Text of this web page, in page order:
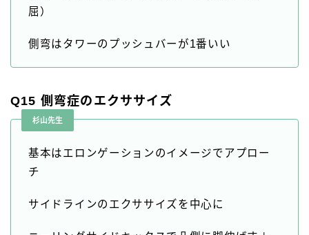
屈）
側弯はタワーのプッシュバーが1番いい
Q15 側弯症のエクササイズ
杉山先生
基本はエロンゲーションのイメージでアプロー
チ
サイドラインのエクササイズを中心に